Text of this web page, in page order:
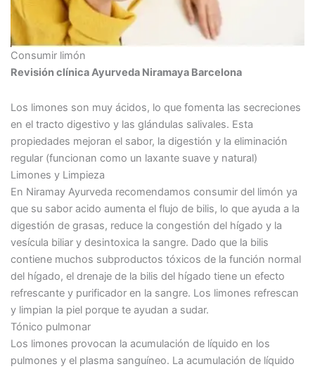
Consumir limón
Revisión clínica Ayurveda Niramaya Barcelona
Los limones son muy ácidos, lo que fomenta las secreciones
en el tracto digestivo y las glándulas salivales. Esta
propiedades mejoran el sabor, la digestión y la eliminación
regular (funcionan como un laxante suave y natural)
Limones y Limpieza
En Niramay Ayurveda recomendamos consumir del limón ya
que su sabor acido aumenta el flujo de bilis, lo que ayuda a la
digestión de grasas, reduce la congestión del hígado y la
vesícula biliar y desintoxica la sangre. Dado que la bilis
contiene muchos subproductos tóxicos de la función normal
del hígado, el drenaje de la bilis del hígado tiene un efecto
refrescante y purificador en la sangre. Los limones refrescan
y limpian la piel porque te ayudan a sudar.
Tónico pulmonar
Los limones provocan la acumulación de líquido en los
pulmones y el plasma sanguíneo. La acumulación de líquido